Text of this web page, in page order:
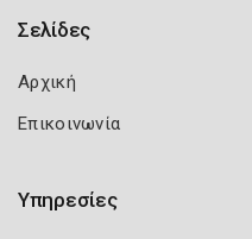
Σελίδες
Αρχική
Επικοινωνία
Υπηρεσίες